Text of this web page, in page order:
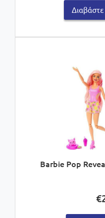
Barbie Pop
€